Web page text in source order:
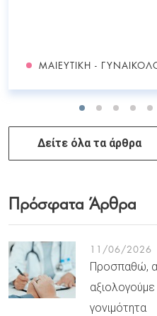
ΜΑΙΕΥΤΙΚΉ -
Δείτε όλα τα άρθρα
Πρόσφατα Άρθρα
11/06/2026
Προσπαθώ,
γονιμότητα